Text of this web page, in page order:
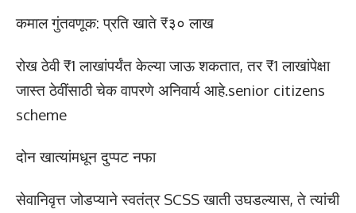
कमाल गुंतवणूक: प्रति खाते ₹३० लाख
रोख ठेवी ₹1 लाखांपर्यंत केल्या जाऊ शकतात, तर ₹1 लाखांपेक्षा
जास्त ठेवींसाठी चेक वापरणे अनिवार्य आहे.senior citizens
scheme
दोन खात्यांमधून दुप्पट नफा
सेवानिवृत्त जोडप्याने स्वतंत्र SCSS खाती उघडल्यास, ते त्यांची